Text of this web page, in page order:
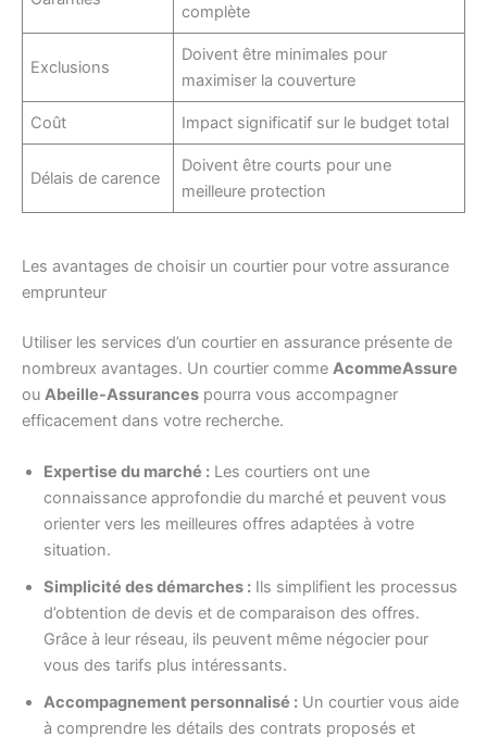
complète
Exclusions
Doivent être minimales pour
maximiser la couverture
Coût Impact significatif sur le budget total
Délais de carence
Doivent être courts pour une
meilleure protection
Les avantages de choisir un courtier pour votre assurance
emprunteur
Utiliser les services d’un courtier en assurance présente de
nombreux avantages. Un courtier comme AcommeAssure
ou Abeille-Assurances pourra vous accompagner
efficacement dans votre recherche.
Expertise du marché : Les courtiers ont une
connaissance approfondie du marché et peuvent vous
orienter vers les meilleures offres adaptées à votre
situation.
Simplicité des démarches : Ils simplifient les processus
d’obtention de devis et de comparaison des offres.
Grâce à leur réseau, ils peuvent même négocier pour
vous des tarifs plus intéressants.
Accompagnement personnalisé : Un courtier vous aide
à comprendre les détails des contrats proposés et